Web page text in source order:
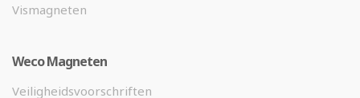
Vismagneten
Weco Magneten
Veiligheidsvoorschriften